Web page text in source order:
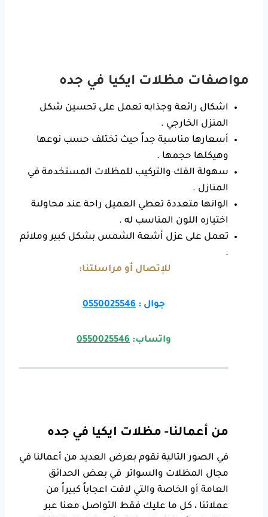
مواصفات مظلات ايكيا في جده
اشكال رائعة وجذابه تعمل على تحسين شكل
المنزل الخارجي .
أسعارها مناسبة جداً حيث تختلف حسب نوعها
وهيكلها حجمها .
سهولة الفك والتركيب للمظلات المستخدمة في
المنازل .
الوانها متعددة تعطي العميل راحة عند محاولىة
اختياره اللون المناسب له .
تعمل على عزل أشعة الشمس بشكل كبير وملائم
.
للإتصال أو مراسلتنا:
جوال : 0550025546
واتساب: 0550025546
من أعمالنا- مظلات ايكيا في جده
في الصور التالية نقوم بعرض العديد من أعمالنا في
مجال المظلات والسواتر في بعض الحدائق
العامة أو الخاصة والتي لاقت اعجاباً كبيراً من
عملائنا ، كل ما عليك فقط التواصل معنا عبر